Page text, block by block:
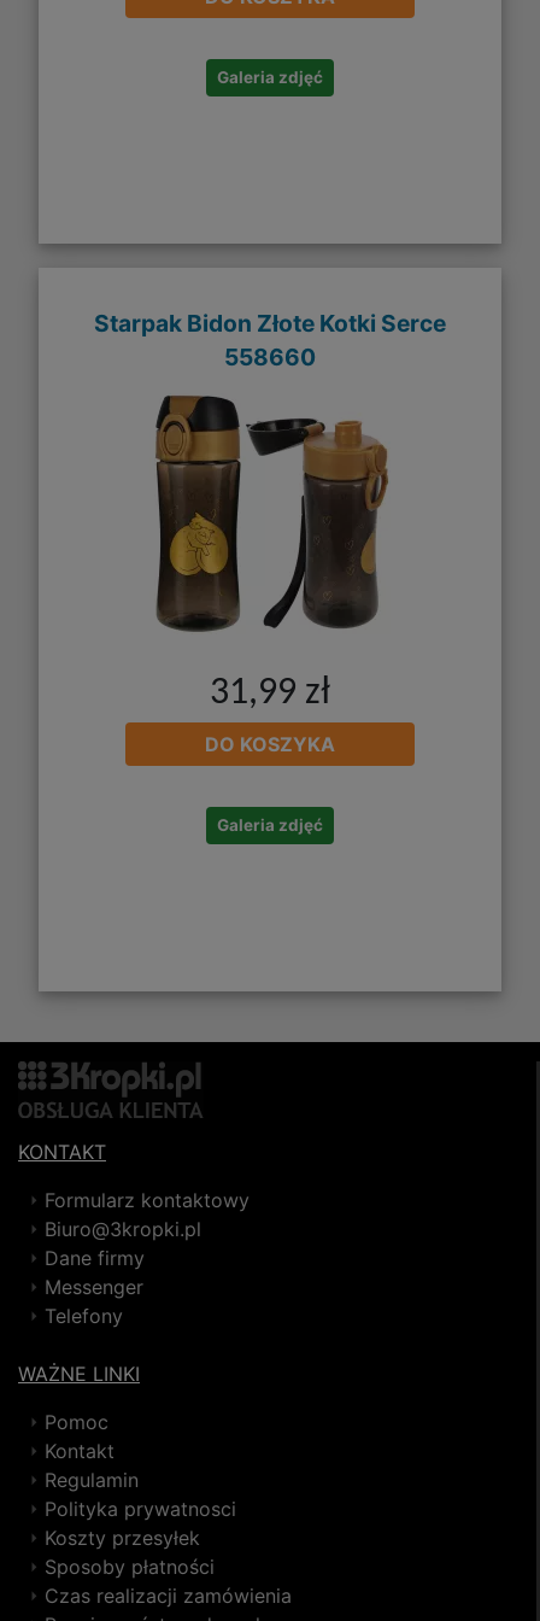
Galeria zdjęć
Starpak Bidon Złote Kotki Serce
558660
31,99 zł
DO KOSZYKA
Galeria zdjęć
KONTAKT
Formularz kontaktowy
Biuro@3kropki.pl
Dane firmy
Messenger
Telefony
WAŻNE LINKI
Pomoc
Kontakt
Regulamin
Polityka prywatnosci
Koszty przesyłek
Sposoby płatności
Czas realizacji zamówienia